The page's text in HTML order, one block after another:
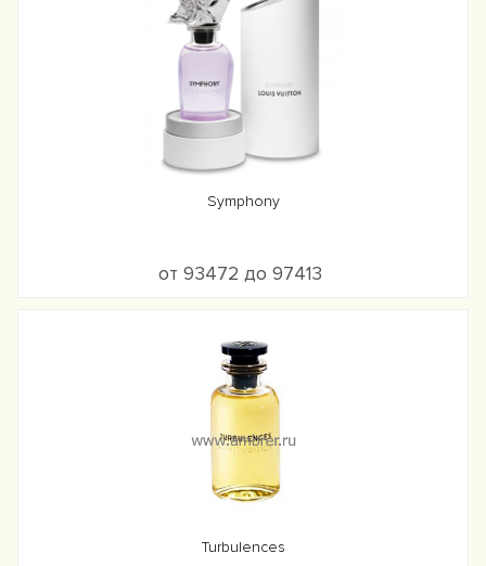
Symphony
от 93472 до 97413
Turbulences